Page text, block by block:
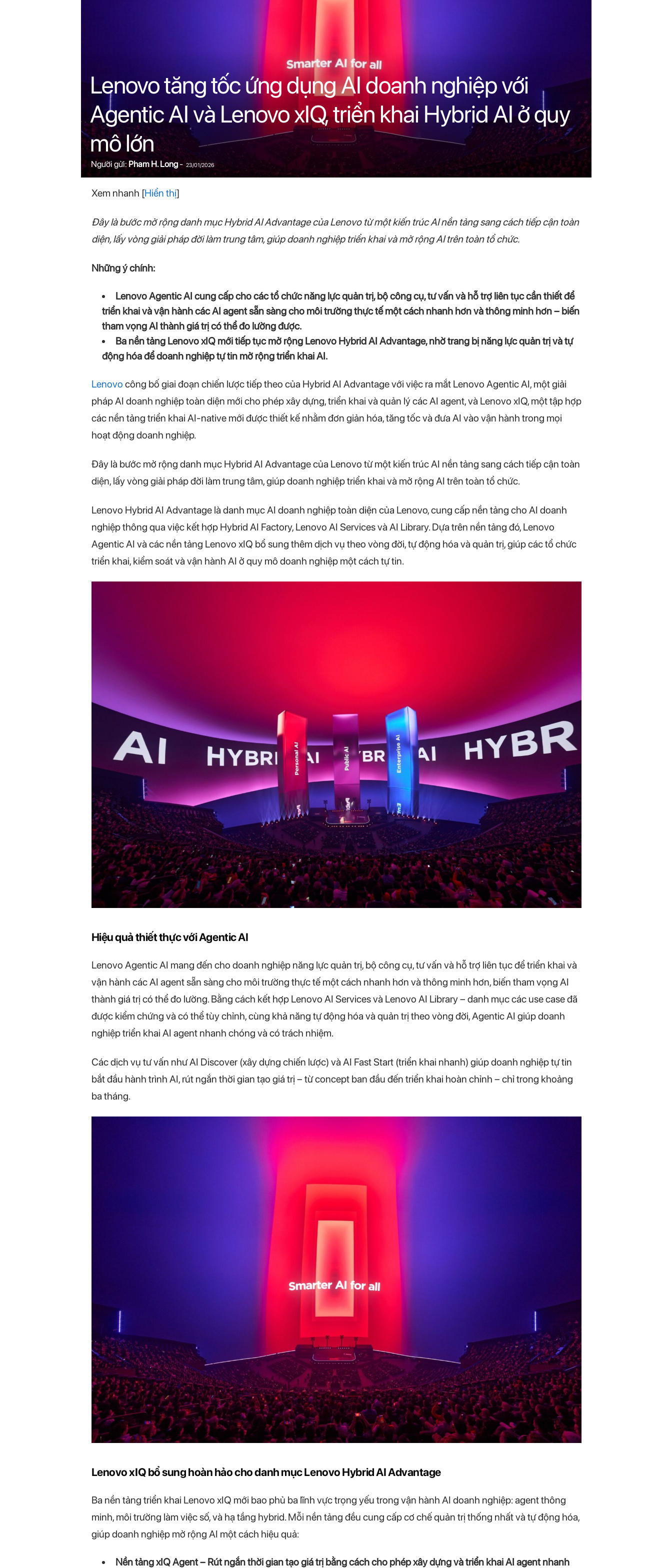
c
o
m
Lenovo tăng tốc ứng dụng AI doanh nghiệp với
Agentic AI và Lenovo xIQ, triển khai Hybrid AI ở quy
mô lớn
Người gửi:Pham H. Long- 23/01/2026
Xem nhanh [Hiển thị]
Đây là bước mở rộng danh mục Hybrid AI Advantage của Lenovo từ một kiến trúc AI nền tảng sang cách tiếp cận toàn
diện, lấy vòng giải pháp đời làm trung tâm, giúp doanh nghiệp triển khai và mở rộng AI trên toàn tổ chức.
Những ý chính:
Lenovo Agentic AI cung cấp cho các tổ chức năng lực quản trị, bộ công cụ, tư vấn và hỗ trợ liên tục cần thiết để
triển khai và vận hành các AI agent sẵn sàng cho môi trường thực tế một cách nhanh hơn và thông minh hơn – biến
tham vọng AI thành giá trị có thể đo lường được.
Ba nền tảng Lenovo xIQ mới tiếp tục mở rộng Lenovo Hybrid AI Advantage, nhờ trang bị năng lực quản trị và tự
động hóa để doanh nghiệp tự tin mở rộng triển khai AI.
Lenovo công bố giai đoạn chiến lược tiếp theo của Hybrid AI Advantage với việc ra mắt Lenovo Agentic AI, một giải
pháp AI doanh nghiệp toàn diện mới cho phép xây dựng, triển khai và quản lý các AI agent, và Lenovo xIQ, một tập hợp
các nền tảng triển khai AI-native mới được thiết kế nhằm đơn giản hóa, tăng tốc và đưa AI vào vận hành trong mọi
hoạt động doanh nghiệp.
Đây là bước mở rộng danh mục Hybrid AI Advantage của Lenovo từ một kiến trúc AI nền tảng sang cách tiếp cận toàn
diện, lấy vòng giải pháp đời làm trung tâm, giúp doanh nghiệp triển khai và mở rộng AI trên toàn tổ chức.
Lenovo Hybrid AI Advantage là danh mục AI doanh nghiệp toàn diện của Lenovo, cung cấp nền tảng cho AI doanh
nghiệp thông qua việc kết hợp Hybrid AI Factory, Lenovo AI Services và AI Library. Dựa trên nền tảng đó, Lenovo
Agentic AI và các nền tảng Lenovo xIQ bổ sung thêm dịch vụ theo vòng đời, tự động hóa và quản trị, giúp các tổ chức
triển khai, kiểm soát và vận hành AI ở quy mô doanh nghiệp một cách tự tin.
Hiệu quả thiết thực với Agentic AI
Lenovo Agentic AI mang đến cho doanh nghiệp năng lực quản trị, bộ công cụ, tư vấn và hỗ trợ liên tục để triển khai và
vận hành các AI agent sẵn sàng cho môi trường thực tế một cách nhanh hơn và thông minh hơn, biến tham vọng AI
thành giá trị có thể đo lường. Bằng cách kết hợp Lenovo AI Services và Lenovo AI Library – danh mục các use case đã
được kiểm chứng và có thể tùy chỉnh, cùng khả năng tự động hóa và quản trị theo vòng đời, Agentic AI giúp doanh
nghiệp triển khai AI agent nhanh chóng và có trách nhiệm.
Các dịch vụ tư vấn như AI Discover (xây dựng chiến lược) và AI Fast Start (triển khai nhanh) giúp doanh nghiệp tự tin
bắt đầu hành trình AI, rút ngắn thời gian tạo giá trị – từ concept ban đầu đến triển khai hoàn chỉnh – chỉ trong khoảng
ba tháng.
Lenovo xIQ bổ sung hoàn hảo cho danh mục Lenovo Hybrid AI Advantage
Ba nền tảng triển khai Lenovo xIQ mới bao phủ ba lĩnh vực trọng yếu trong vận hành AI doanh nghiệp: agent thông
minh, môi trường làm việc số, và hạ tầng hybrid. Mỗi nền tảng đều cung cấp cơ chế quản trị thống nhất và tự động hóa,
giúp doanh nghiệp mở rộng AI một cách hiệu quả:
Nền tảng xIQ Agent – Rút ngắn thời gian tạo giá trị bằng cách cho phép xây dựng và triển khai AI agent nhanh